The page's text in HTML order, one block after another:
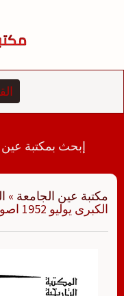
إبحث بمكتبة عين
مكتبة عين الجامعة »
الكبرى يوليو 1952 اصولها و ابرز مظاهرها و انجازاتها